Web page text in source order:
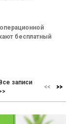
бесплатный
Все записи